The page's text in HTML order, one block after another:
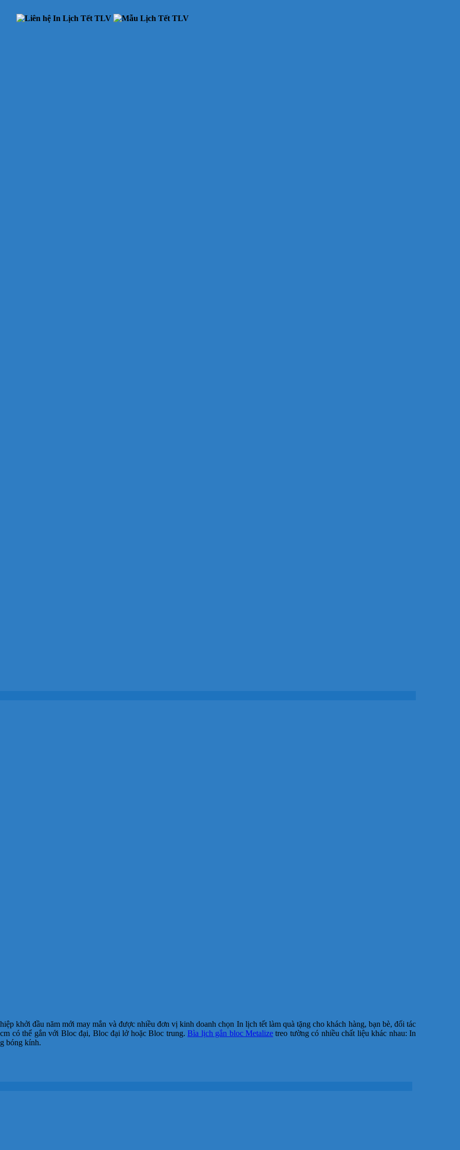
khởi đầu năm mới may mắn và được nhiều đơn vị kinh doanh chọn In lịch tết làm quà tặng cho khách hàng, bạn bè, đối tác
có thể gắn với Bloc đại, Bloc đại lở hoặc Bloc trung.Bìa lịch gắn bloc Metalizetreo tường có nhiều chất liệu khác nhau: In
bóng kính.